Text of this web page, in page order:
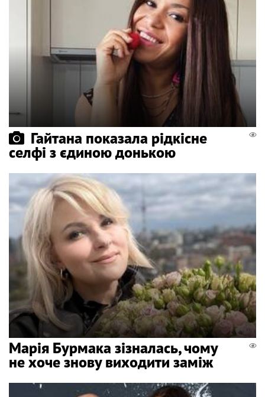
Гайтана показала рідкісне
селфі з єдиною донькою
Марія Бурмака зізналась, чому
не хоче знову виходити заміж